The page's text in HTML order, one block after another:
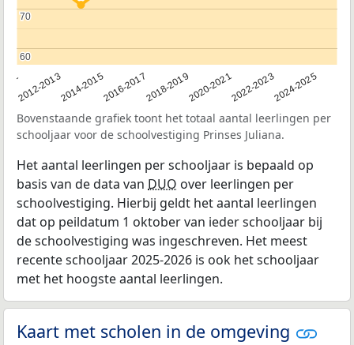
2012-20132014-20152016-20172018-20192020-20212022-20232024-2025
60
60
70
70
Bovenstaande grafiek toont het totaal aantal leerlingen per
schooljaar voor de schoolvestiging Prinses Juliana.
Het aantal leerlingen per schooljaar is bepaald op
basis van de data van DUO over leerlingen per
schoolvestiging. Hierbij geldt het aantal leerlingen
dat op peildatum 1 oktober van ieder schooljaar bij
de schoolvestiging was ingeschreven. Het meest
recente schooljaar 2025-2026 is ook het schooljaar
met het hoogste aantal leerlingen.
Kaart met scholen in de omgeving